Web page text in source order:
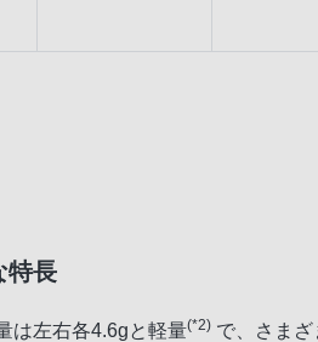
特長
は左右各4.6gと軽量(*2) で、さま